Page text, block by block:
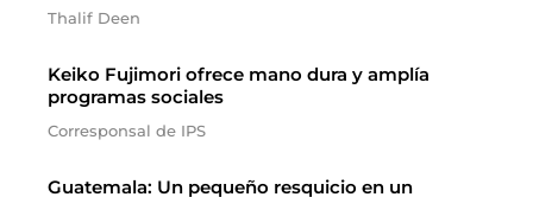
Thalif Deen
Keiko Fujimori ofrece mano dura y amplía
programas sociales
Corresponsal de IPS
Guatemala: Un pequeño resquicio en un